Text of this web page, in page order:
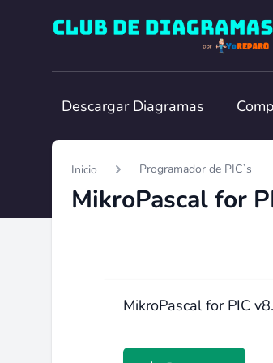
Club de Diagramas
Descargar Diagramas
Inicio Programador de PIC`s
MikroPascal for
MikroPascal for PIC